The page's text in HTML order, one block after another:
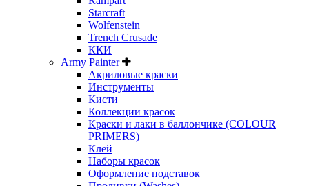
Starcraft
Wolfenstein
Trench Crusade
ККИ
Army Painter
Акриловые краски
Инструменты
Кисти
Коллекции красок
Краски и лаки в баллончике (COLOUR
PRIMERS)
Клей
Наборы красок
Оформление подставок